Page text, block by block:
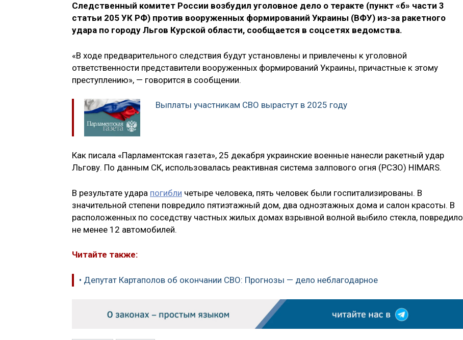
Следственный комитет России возбудил уголовное дело о теракте (пункт «б» части 3
статьи 205 УК РФ) против вооруженных формирований Украины (ВФУ) из-за ракетного
удара по городу Льгов Курской области, сообщается в соцсетях ведомства.
«В ходе предварительного следствия будут установлены и привлечены к уголовной
ответственности представители вооруженных формирований Украины, причастные к этому
преступлению», — говорится в сообщении.
Выплаты участникам СВО вырастут в 2025 году
Как писала «Парламентская газета», 25 декабря украинские военные нанесли ракетный удар
Льгову. По данным СК, использовалась реактивная система залпового огня (РСЗО) HIMARS.
В результате удара погибли четыре человека, пять человек были госпитализированы. В
значительной степени повредило пятиэтажный дом, два одноэтажных дома и салон красоты. В
расположенных по соседству частных жилых домах взрывной волной выбило стекла, повредило
не менее 12 автомобилей.
Читайте также:
• Депутат Картаполов об окончании СВО: Прогнозы — дело неблагодарное